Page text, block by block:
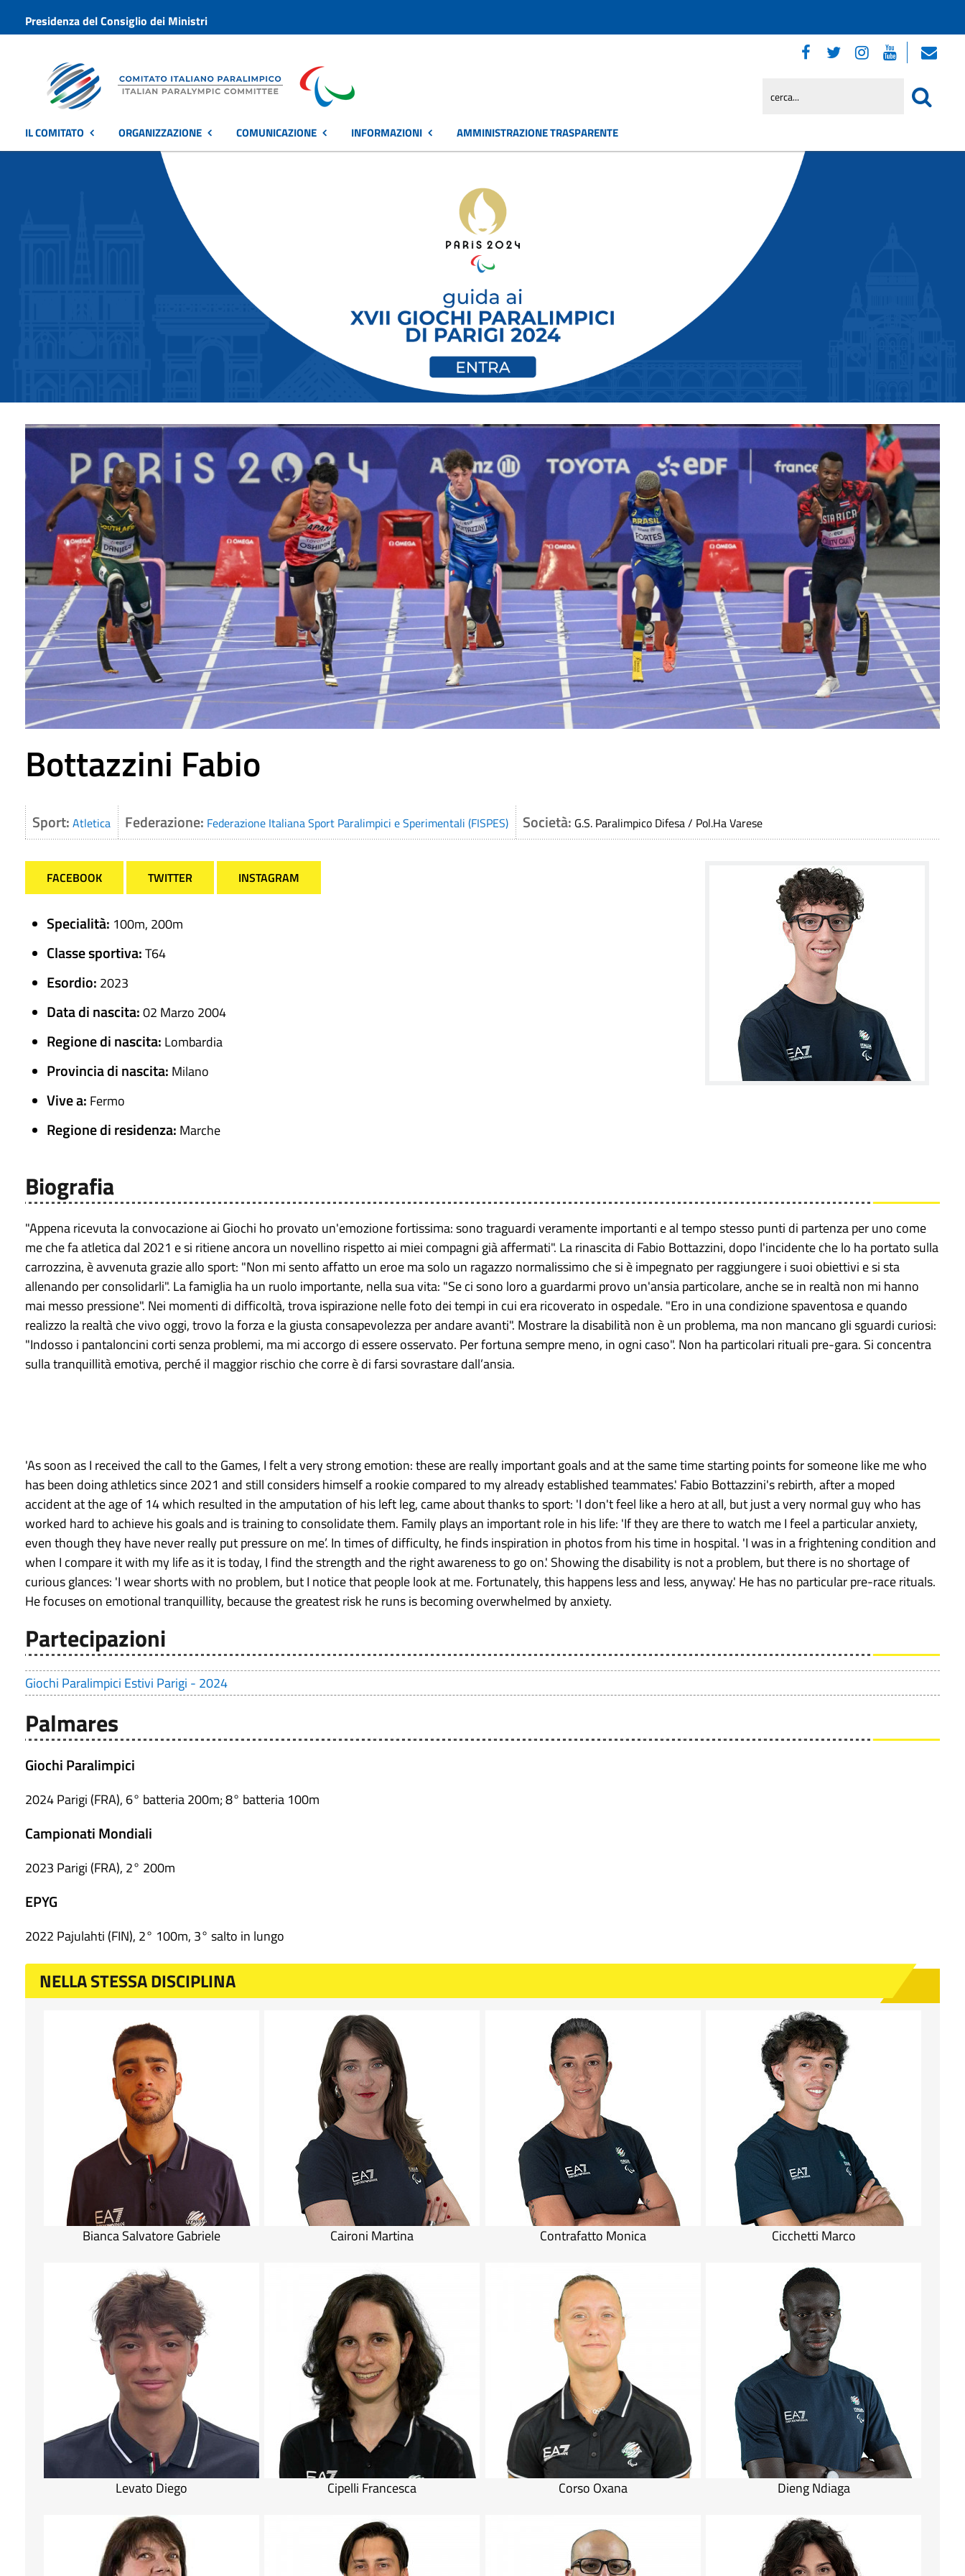
Presidenza del Consiglio dei Ministri
IL COMITATO ORGANIZZAZIONE COMUNICAZIONE INFORMAZIONI AMMINISTRAZIONE TRASPARENTE
Bottazzini Fabio
Sport: Atletica Federazione: Federazione Italiana Sport Paralimpici e Sperimentali (FISPES) Società: G.S. Paralimpico Difesa / Pol.Ha Varese
FACEBOOK TWITTER INSTAGRAM
Specialità: 100m, 200m
Classe sportiva:T64
Esordio: 2023
Data di nascita:02 Marzo 2004
Regione di nascita: Lombardia
Provincia di nascita: Milano
Vive a: Fermo
Regione di residenza: Marche
Biografia
"Appena ricevuta la convocazione ai Giochi ho provato un'emozione fortissima: sono traguardi veramente importanti e al tempo stesso punti di partenza per uno come
me che fa atletica dal 2021 e si ritiene ancora un novellino rispetto ai miei compagni già affermati". La rinascita di Fabio Bottazzini, dopo l'incidente che lo ha portato sulla
carrozzina, è avvenuta grazie allo sport: "Non mi sento affatto un eroe ma solo un ragazzo normalissimo che si è impegnato per raggiungere i suoi obiettivi e si sta
allenando per consolidarli". La famiglia ha un ruolo importante, nella sua vita: "Se ci sono loro a guardarmi provo un'ansia particolare, anche se in realtà non mi hanno
mai messo pressione". Nei momenti di difficoltà, trova ispirazione nelle foto dei tempi in cui era ricoverato in ospedale. "Ero in una condizione spaventosa e quando
realizzo la realtà che vivo oggi, trovo la forza e la giusta consapevolezza per andare avanti". Mostrare la disabilità non è un problema, ma non mancano gli sguardi curiosi:
"Indosso i pantaloncini corti senza problemi, ma mi accorgo di essere osservato. Per fortuna sempre meno, in ogni caso". Non ha particolari rituali pre-gara. Si concentra
sulla tranquillità emotiva, perché il maggior rischio che corre è di farsi sovrastare dall’ansia.
'As soon as I received the call to the Games, I felt a very strong emotion: these are really important goals and at the same time starting points for someone like me who
has been doing athletics since 2021 and still considers himself a rookie compared to my already established teammates.' Fabio Bottazzini's rebirth, after a moped
accident at the age of 14 which resulted in the amputation of his left leg, came about thanks to sport: 'I don't feel like a hero at all, but just a very normal guy who has
worked hard to achieve his goals and is training to consolidate them. Family plays an important role in his life: 'If they are there to watch me I feel a particular anxiety,
even though they have never really put pressure on me’. In times of difficulty, he finds inspiration in photos from his time in hospital. 'I was in a frightening condition and
when I compare it with my life as it is today, I find the strength and the right awareness to go on.' Showing the disability is not a problem, but there is no shortage of
curious glances: 'I wear shorts with no problem, but I notice that people look at me. Fortunately, this happens less and less, anyway.' He has no particular pre-race rituals.
He focuses on emotional tranquillity, because the greatest risk he runs is becoming overwhelmed by anxiety.
Partecipazioni
Giochi Paralimpici Estivi Parigi - 2024
Palmares
Giochi Paralimpici
2024 Parigi (FRA), 6° batteria 200m; 8° batteria 100m
Campionati Mondiali
2023 Parigi (FRA), 2° 200m
EPYG
2022 Pajulahti (FIN), 2° 100m, 3° salto in lungo
NELLA STESSA DISCIPLINA
Bianca Salvatore Gabriele Caironi Martina Contrafatto Monica Cicchetti Marco
Levato Diego Cipelli Francesca Corso Oxana Dieng Ndiaga